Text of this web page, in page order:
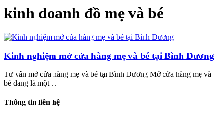
kinh doanh đồ mẹ và bé
Kinh nghiệm mở cửa hàng mẹ và bé tại Bình Dương
Tư vấn mở cửa hàng mẹ và bé tại Bình Dương Mở cửa hàng mẹ và
bé đang là một ...
Thông tin liên hệ